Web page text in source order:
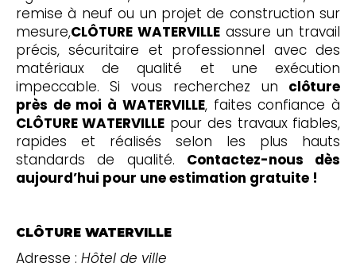
remise à neuf ou un projet de construction sur
mesure,CLÔTURE WATERVILLEassure un travail
précis, sécuritaire et professionnel avec des
matériaux de qualité et une exécution
impeccable. Si vous recherchez un clôture
près de moi à WATERVILLE, faites confiance à
CLÔTURE WATERVILLE pour des travaux fiables,
rapides et réalisés selon les plus hauts
standards de qualité. Contactez-nous dès
aujourd’hui pour une estimation gratuite !
CLÔTURE WATERVILLE
Adresse : Hôtel de ville